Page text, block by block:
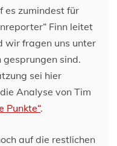
es zumindest für
Finn leitet
wir fragen uns unter
gesprungen sind.
sei hier
Analyse von Tim
Punkte“.
auf die restlichen